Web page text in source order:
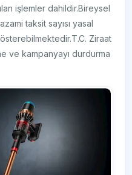
işlemler dahildir.Bireysel
taksit sayısı yasal
Ziraat
ve kampanyayı durdurma